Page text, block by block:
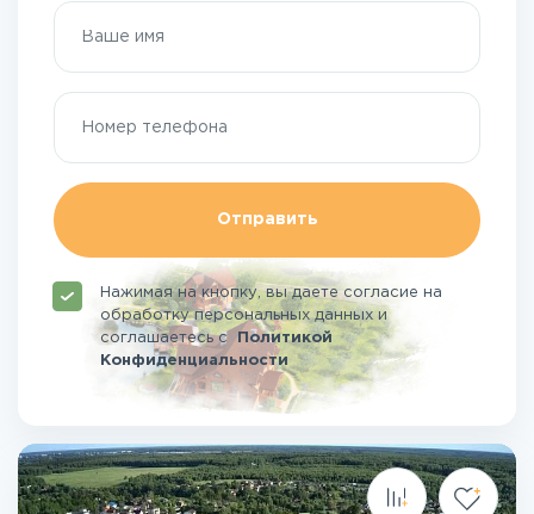
Отправить
Нажимая на кнопку, вы даете согласие на
обработку персональных данных и
соглашаетесьсПолитикой
Конфиденциальности